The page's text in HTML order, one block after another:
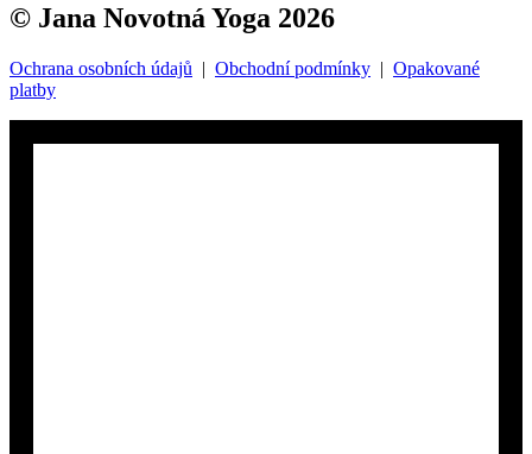
© Jana Novotná Yoga 2026
Ochrana osobních údajů | Obchodní podmínky | Opakované
platby